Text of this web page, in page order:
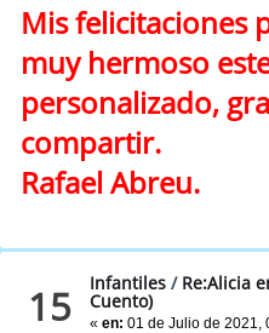
Mis felicitaciones
muy hermoso
personalizado,
compartir.
Rafael Abreu.
15 Infantiles / Re:Alicia
Cuento)
«en: 01 de Julio de 2021,